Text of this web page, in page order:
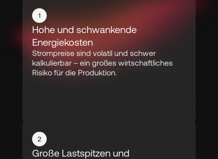
1
Hohe und schwankende
Energiekosten
Strompreise sind volatil und schwer
kalkulierbar – ein großes wirtschaftliches
Risiko für die Produktion.
2
Große Lastspitzen und